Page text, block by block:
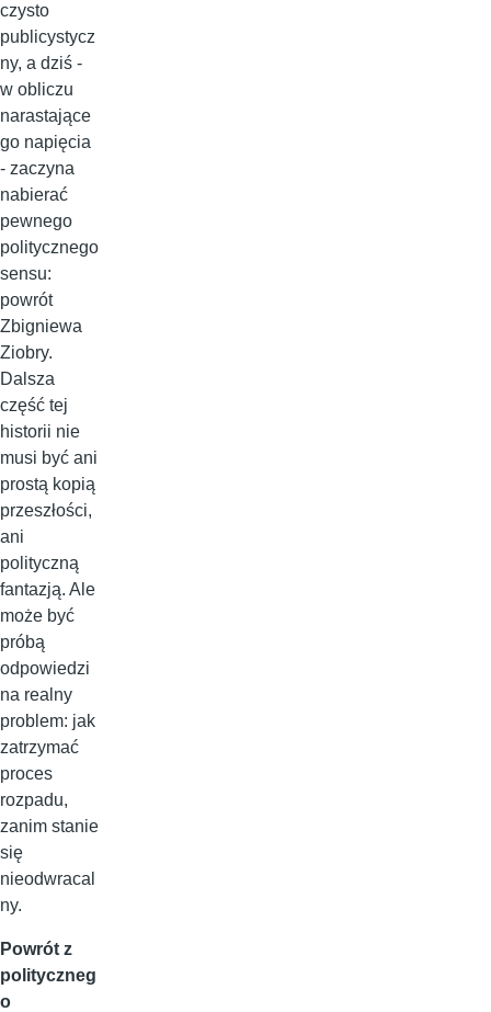
czysto
publicystycz
ny, a dziś -
w obliczu
narastające
go napięcia
- zaczyna
nabierać
pewnego
politycznego
sensu:
powrót
Zbigniewa
Ziobry.
Dalsza
część tej
historii nie
musi być ani
prostą kopią
przeszłości,
ani
polityczną
fantazją. Ale
może być
próbą
odpowiedzi
na realny
problem: jak
zatrzymać
proces
rozpadu,
zanim stanie
się
nieodwracal
ny.
Powrót z
polityczneg
o